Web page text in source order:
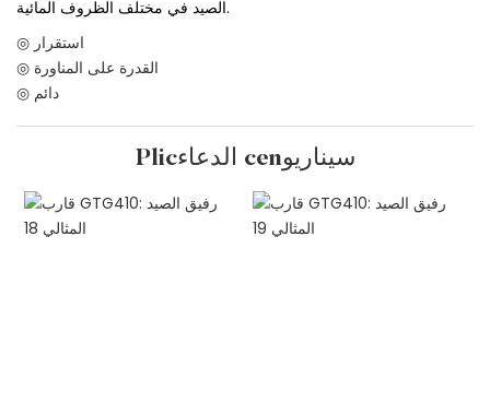
الصيد في مختلف الظروف المائية.
◎ استقرار
◎ القدرة على المناورة
◎ دائم
Plicالدعاء cenسيناريو